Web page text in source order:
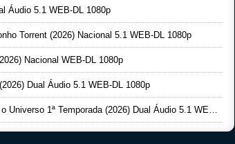
Áudio 5.1 WEB-DL 1080p
Torrent (2026) Nacional 5.1 WEB-DL 1080p
Nacional WEB-DL 1080p
Dual Áudio 5.1 WEB-DL 1080p
1ª Temporada (2026) Dual Áudio 5.1 WEB-DL 1080p